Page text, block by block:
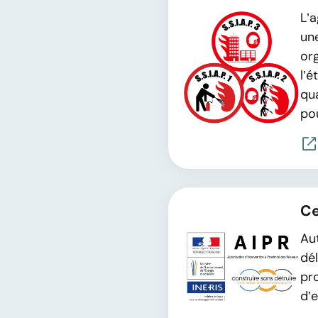
Interformat - Rennes
43 La Boisinière
35530 Servon sur Vilaine
02 43 56 05 05
Direction
CEPIM et Positiv - Saint-
103 Rue Henri Gautier 44550
Bretagne
02 40 42 07 28 (CEPIM) et 02
(Positiv)
Website